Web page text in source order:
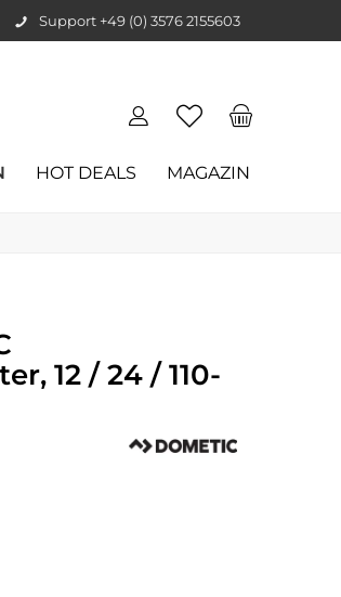
Support +49 (0) 3576 2155603
HOT DEALS MAGAZIN
12 / 24 / 110-